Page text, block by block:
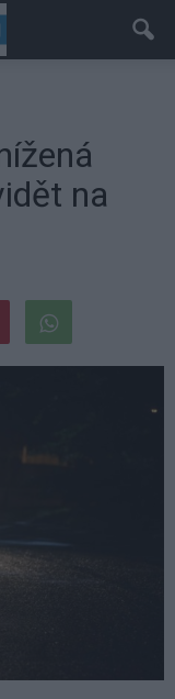
na